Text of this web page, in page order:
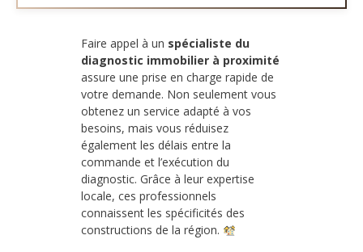
Faire appel à un spécialiste du
diagnostic immobilier à proximité
assure une prise en charge rapide de
votre demande. Non seulement vous
obtenez un service adapté à vos
besoins, mais vous réduisez
également les délais entre la
commande et l’exécution du
diagnostic. Grâce à leur expertise
locale, ces professionnels
connaissent les spécificités des
constructions de la région.